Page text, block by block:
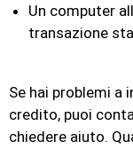
Un computer
transazione
Se hai problemi a
credito, puoi
chiedere aiuto.